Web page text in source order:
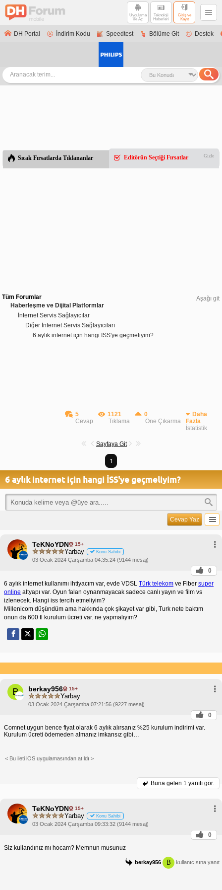
Uygulama
ile Aç
Teknoloji
Haberleri
Giriş ve
Kayıt
DH Portal İndirim Kodu Speedtest Bölüme Git Destek
Sıcak Fırsatlarda Tıklananlar Editörün Seçtiği Fırsatlar Gizle
Aşağı git
Tüm Forumlar
Haberleşme ve Dijital Platformlar
İnternet Servis Sağlayıcılar
Diğer İnternet Servis Sağlayıcıları
6 aylık internet için hangi İSS'ye geçmeliyim?
5
Cevap
1121
Tıklama
0
Öne Çıkarma
Daha
Fazla
İstatistik
Sayfaya Git
1
6 aylık internet için hangi İSS'ye geçmeliyim?
Cevap Yaz
TeKNoYDN 15+
Yarbay Konu Sahibi
03 Ocak 2024 Çarşamba 04:35:24 (9144 mesaj)
0
6 aylık internet kullanımı ihtiyacım var, evde VDSL Türk telekom ve Fiber super
online altyapı var. Oyun falan oynanmayacak sadece canlı yayın ve film vs
izlenecek. Hangi iss tercih etmeliyim?
Millenicom düşündüm ama hakkında çok şikayet var gibi, Turk nete baktım
onun da 600 tl kurulum ücreti var. ne yapmalıyım?
B berkay956 15+
Yarbay
03 Ocak 2024 Çarşamba 07:21:56 (9227 mesaj)
0
Comnet uygun bence fiyat olarak 6 aylık alırsanız %25 kurulum indirimi var.
Kurulum ücreti ödemeden almanız imkansız gibi…
< Bu ileti iOS uygulamasından atıldı >
Buna gelen 1 yanıtı gör.
TeKNoYDN 15+
Yarbay Konu Sahibi
03 Ocak 2024 Çarşamba 09:33:32 (9144 mesaj)
0
Siz kullandınız mı hocam? Memnun musunuz
berkay956 B kullanıcısına yanıt